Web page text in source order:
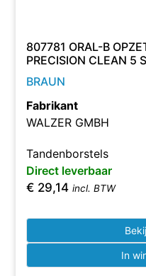
807781 ORAL-B
PRECISION CLEAN 5
BRAUN
Fabrikant
WALZER GMBH
Tandenborstels
Direct leverbaar
€ 29,14 incl. BTW
In